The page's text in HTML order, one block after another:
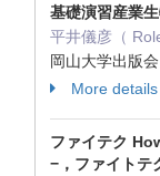
基礎演習産業
平井儀彦（
岡山大学出版
More details
ファイテク
−，ファイトテ